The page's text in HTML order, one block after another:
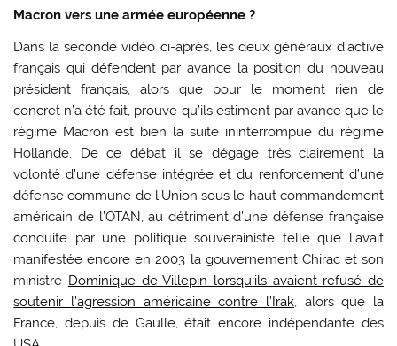
Macron vers une armée européenne ?
Dans la seconde vidéo ci-après, les deux généraux d’active
français qui défendent par avance la position du nouveau
président français, alors que pour le moment rien de
concret n’a été fait, prouve qu’ils estiment par avance que le
régime Macron est bien la suite ininterrompue du régime
Hollande. De ce débat il se dégage très clairement la
volonté d’une défense intégrée et du renforcement d’une
défense commune de l’Union sous le haut commandement
américain de l’OTAN, au détriment d’une défense française
conduite par une politique souverainiste telle que l’avait
manifestée encore en 2003 la gouvernement Chirac et son
ministre Dominique de Villepin lorsqu’ils avaient refusé de
soutenir l’agression américaine contre l’Irak, alors que la
France, depuis de Gaulle, était encore indépendante des